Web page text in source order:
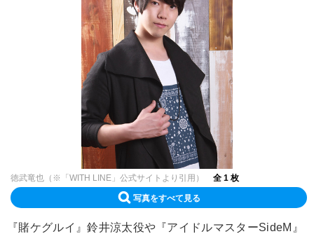
徳武竜也（※「WITH LINE」公式サイトより引用） 全 1 枚
写真をすべて見る
『賭ケグルイ』鈴井涼太役や『アイドルマスターSideM』